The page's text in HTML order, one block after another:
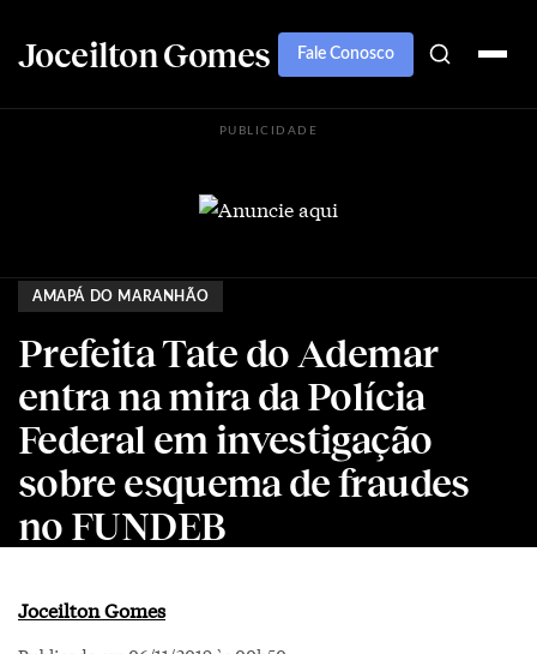
Joceilton Gomes Fale Conosco
PUBLICIDADE
AMAPÁ DO MARANHÃO
Prefeita Tate do Ademar
entra na mira da Polícia
Federal em investigação
sobre esquema de fraudes
no FUNDEB
Joceilton Gomes